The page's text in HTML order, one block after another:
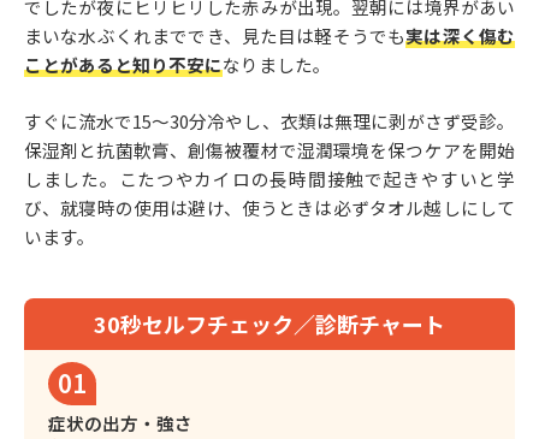
でしたが夜にヒリヒリした赤みが出現。翌朝には境界があい
まいな水ぶくれまででき、見た目は軽そうでも実は深く傷む
ことがあると知り不安になりました。
すぐに流水で15〜30分冷やし、衣類は無理に剥がさず受診。
保湿剤と抗菌軟膏、創傷被覆材で湿潤環境を保つケアを開始
しました。こたつやカイロの長時間接触で起きやすいと学
び、就寝時の使用は避け、使うときは必ずタオル越しにして
います。
30秒セルフチェック／診断チャート
01
症状の出方・強さ